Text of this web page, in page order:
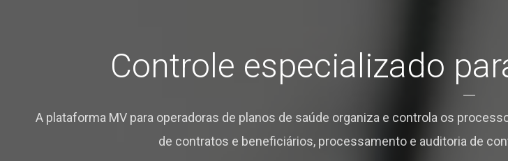
Controle especializado
A plataforma MV para operadoras de planos de saúde organiza e controla os
de contratos e beneficiários, processamento e auditoria de